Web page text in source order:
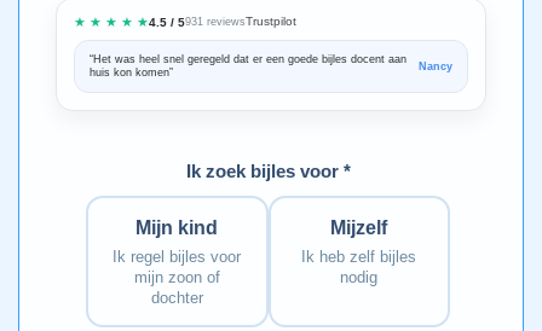
★ ★ ★ ★ ★4.5 / 5931 reviewsTrustpilot
“Het was heel snel geregeld dat er een goede bijles docent aan
huis kon komen”
Nancy
Ik zoek bijles voor *
Mijn kind
Ik regel bijles voor
mijn zoon of
dochter
Mijzelf
Ik heb zelf bijles
nodig